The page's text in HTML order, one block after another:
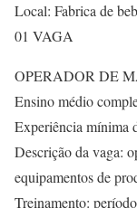
Local: Fabrica de
01 VAGA
OPERADOR DE
Ensino médio
Experiência mínima
Descrição da vaga:
equipamentos de
Treinamento: